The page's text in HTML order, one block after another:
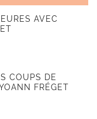
AVEC
COUPS DE
FRÉGET